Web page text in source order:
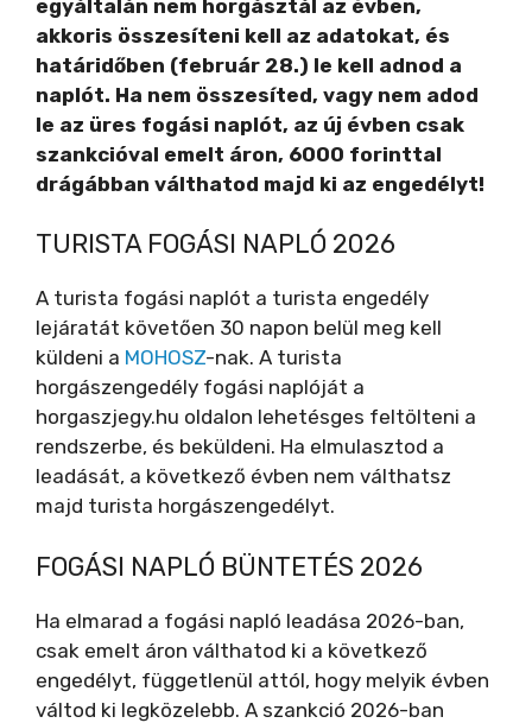
egyáltalán nem horgásztál az évben,
akkoris összesíteni kell az adatokat, és
határidőben (február 28.) le kell adnod a
naplót. Ha nem összesíted, vagy nem adod
le az üres fogási naplót, az új évben csak
szankcióval emelt áron, 6000 forinttal
drágábban válthatod majd ki az engedélyt!
TURISTA FOGÁSI NAPLÓ 2026
A turista fogási naplót a turista engedély
lejáratát követően 30 napon belül meg kell
küldeni a MOHOSZ-nak. A turista
horgászengedély fogási naplóját a
horgaszjegy.hu oldalon lehetésges feltölteni a
rendszerbe, és beküldeni. Ha elmulasztod a
leadását, a következő évben nem válthatsz
majd turista horgászengedélyt.
FOGÁSI NAPLÓ BÜNTETÉS 2026
Ha elmarad a fogási napló leadása 2026-ban,
csak emelt áron válthatod ki a következő
engedélyt, függetlenül attól, hogy melyik évben
váltod ki legközelebb. A szankció 2026-ban